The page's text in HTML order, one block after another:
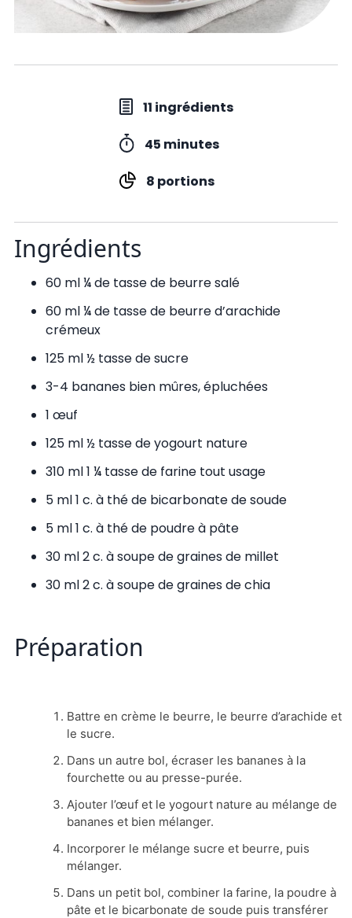
11 ingrédients
45 minutes
8 portions
Ingrédients
60 ml ¼ de tasse de beurre salé
60 ml ¼ de tasse de beurre d’arachide
crémeux
125 ml ½ tasse de sucre
3-4 bananes bien mûres, épluchées
1 œuf
125 ml ½ tasse de yogourt nature
310 ml 1 ¼ tasse de farine tout usage
5 ml 1 c. à thé de bicarbonate de soude
5 ml 1 c. à thé de poudre à pâte
30 ml 2 c. à soupe de graines de millet
30 ml 2 c. à soupe de graines de chia
Préparation
Battre en crème le beurre, le beurre d’arachide et
le sucre.
Dans un autre bol, écraser les bananes à la
fourchette ou au presse-purée.
Ajouter l’œuf et le yogourt nature au mélange de
bananes et bien mélanger.
Incorporer le mélange sucre et beurre, puis
mélanger.
Dans un petit bol, combiner la farine, la poudre à
pâte et le bicarbonate de soude puis transférer